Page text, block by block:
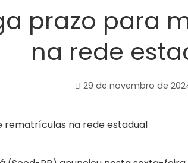
prazo para
na rede
29 de novembro de